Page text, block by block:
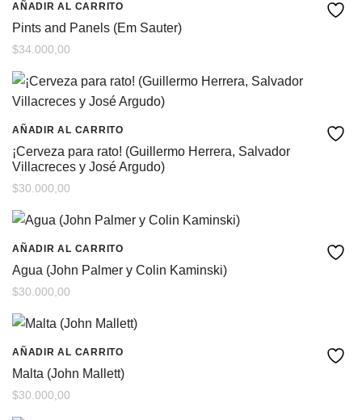
AÑADIR AL CARRITO
Pints and Panels (Em Sauter)
$34.000,00
AÑADIR AL CARRITO
¡Cerveza para rato! (Guillermo Herrera, Salvador
Villacreces y José Argudo)
$30.000,00
AÑADIR AL CARRITO
Agua (John Palmer y Colin Kaminski)
$30.000,00
AÑADIR AL CARRITO
Malta (John Mallett)
$30.000,00